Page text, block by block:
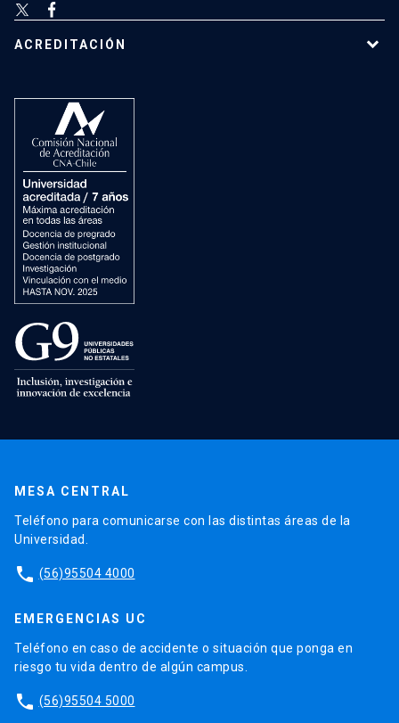
ACREDITACIÓN
MESA CENTRAL
Teléfono para comunicarse con las distintas áreas de la
Universidad.
phone (56)95504 4000
EMERGENCIAS UC
Teléfono en caso de accidente o situación que ponga en
riesgo tu vida dentro de algún campus.
phone (56)95504 5000